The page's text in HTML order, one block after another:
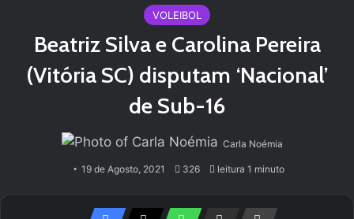
VOLEIBOL
Beatriz Silva e Carolina Pereira
(Vitória SC) disputam ‘Nacional’
de Sub-16
Carla Noémia
19 de Agosto, 2021 326 leitura 1 minuto